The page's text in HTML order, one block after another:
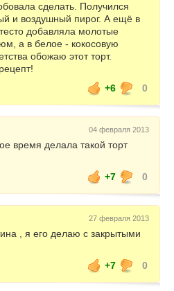
сделать. Получился
и воздушный пирог. А ещё в
добавляла молотые
а в белое - кокосовую
обожаю этот торт.
+6
0
04 февраля 2013
время делала такой торт
+7
0
27 февраля 2013
, я его делаю с закрытыми
+7
0